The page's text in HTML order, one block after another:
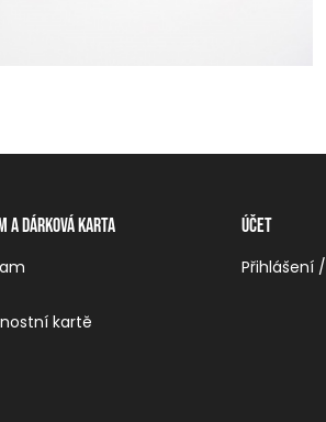
a dárková karta
kartě
Účet
Přihlášení